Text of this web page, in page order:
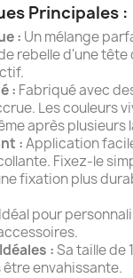
Principales :
: Un mélange
rebelle d'une tête
: Fabriqué avec
Les couleurs
après plusieurs
:Application
Fixez-le
fixation plus
Idéal pour
:Sa taille de
envahissante.